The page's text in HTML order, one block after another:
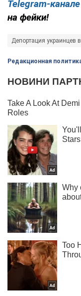
Telegram-канале
на фейки!
Депортация украинцев
Редакционная